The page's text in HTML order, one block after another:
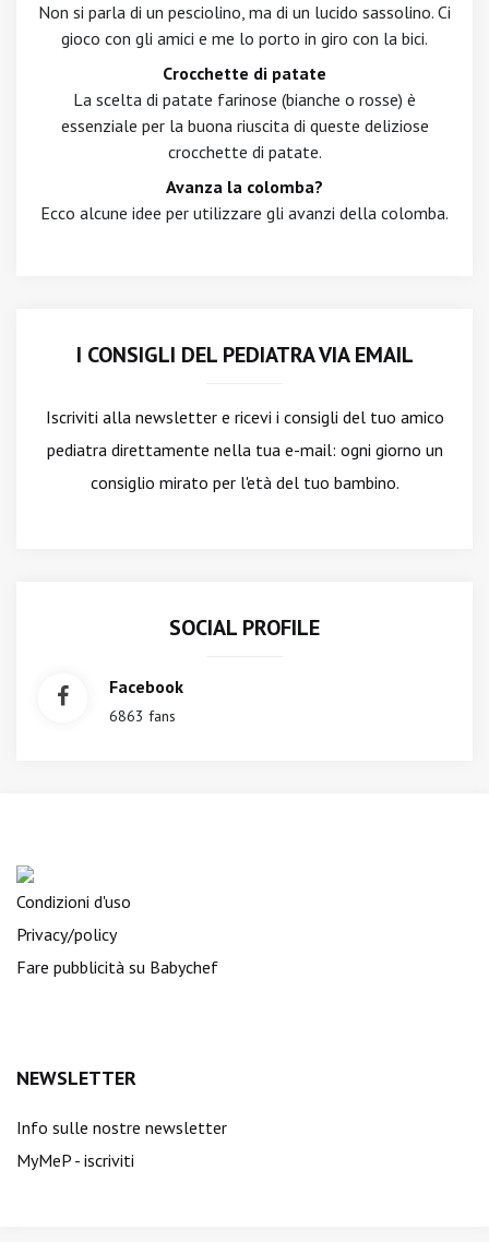
Non si parla di un pesciolino, ma di un lucido sassolino. Ci
gioco con gli amici e me lo porto in giro con la bici.
Crocchette di patate
La scelta di patate farinose (bianche o rosse) è
essenziale per la buona riuscita di queste deliziose
crocchette di patate.
Avanza la colomba?
Ecco alcune idee per utilizzare gli avanzi della colomba.
I CONSIGLI DEL PEDIATRA VIA EMAIL
Iscriviti alla newslettere ricevi i consigli del tuo amico
pediatra direttamente nella tua e-mail: ogni giorno un
consiglio mirato per l'età del tuo bambino.
SOCIAL PROFILE
Facebook
6863 fans
Condizioni d'uso
Privacy/policy
Fare pubblicità su Babychef
NEWSLETTER
Info sulle nostre newsletter
MyMeP - iscriviti